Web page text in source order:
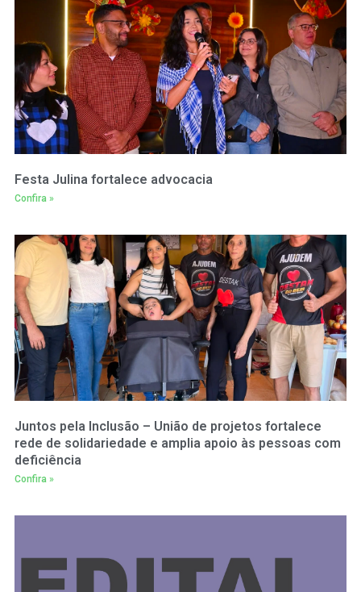
Festa Julina fortalece advocacia
Confira »
Juntos pela Inclusão – União de projetos fortalece
rede de solidariedade e amplia apoio às pessoas com
deficiência
Confira »